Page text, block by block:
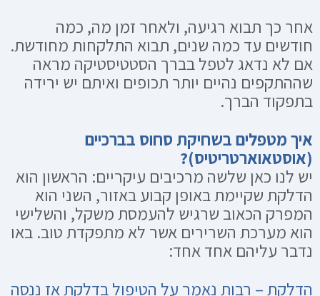
אחר כך תבוא רגיעה, ולאחר זמן מה, כמה
חודשים עד כמה שנים, תבוא התלקחות מחודשת.
אם לא נדאג לטפל בברך הסטטיסטיקה מראה
שההתקפים נהיים יותר תכופים ואיתם יש ירידה
בתפקוד הברך.
איך מטפלים בשחיקת סחוס בברכיים
(אוסטאוארטריטיס)?
יש לנו כאן שלשה מרכיבים עיקריים: הראשון הוא
הדלקת שקיימת באופן קבוע באזור, השני הוא
המפרק הכאוב שרגיש להעמסת משקל, והשלישי
הוא מערכת השרירים אשר לא מתפקדת טוב. באו
נדבר עליהם אחד אחד:
הדלקת– רבות נאמר על הטיפול בדלקת אז ננסה